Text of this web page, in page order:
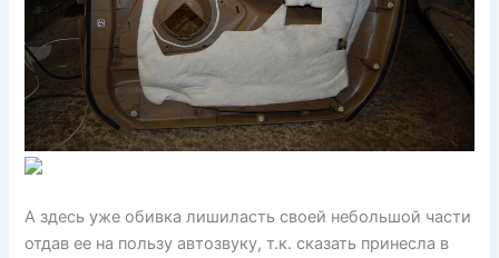
А здесь уже обивка лишиласть своей небольшой части
отдав ее на пользу автозвуку, т.к. сказать принесла в